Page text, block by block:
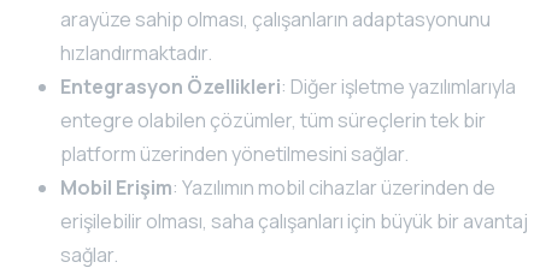
arayüze sahip olması, çalışanların adaptasyonunu
hızlandırmaktadır.
Entegrasyon Özellikleri: Diğer işletme yazılımlarıyla
entegre olabilen çözümler, tüm süreçlerin tek bir
platform üzerinden yönetilmesini sağlar.
Mobil Erişim: Yazılımın mobil cihazlar üzerinden de
erişilebilir olması, saha çalışanları için büyük bir avantaj
sağlar.